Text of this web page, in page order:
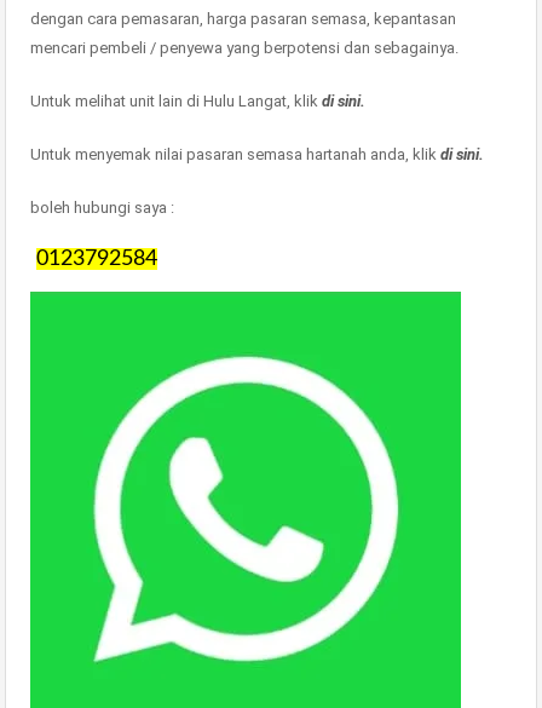
dengan cara pemasaran, harga pasaran semasa, kepantasan
mencari pembeli / penyewa yang berpotensi dan sebagainya.
Untuk melihat unit lain di Hulu Langat, klik di sini.
Untuk menyemak nilai pasaran semasa hartanah anda, klik di sini.
boleh hubungi saya :
0123792584